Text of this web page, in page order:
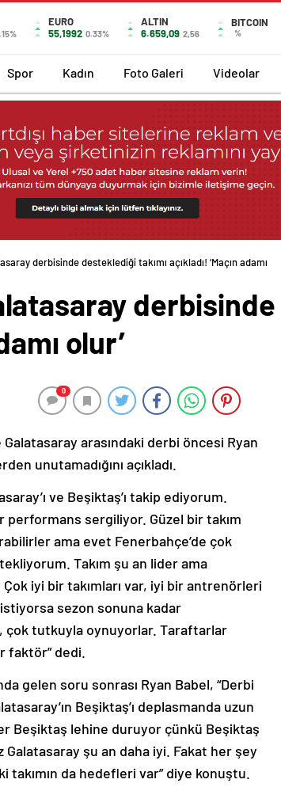
EURO
55,1992 0.33%
ALTIN
6.659,09 2,56
BITCOIN
%
Spor Kadın Foto Galeri Videolar
derbisinde desteklediği takımı açıkladı! ‘Maçın adamı
olur’
0
arasındaki derbi öncesi Ryan
unutamadığını açıkladı.
ve Beşiktaş’ı takip ediyorum.
performans sergiliyor. Güzel bir takım
ama evet Fenerbahçe’de çok
Takım şu an lider ama
Çok iyi bir takımları var, iyi bir antrenörleri
sezon sonuna kadar
çok tutkuyla oynuyorlar. Taraftarlar
faktör” dedi.
gelen soru sonrası Ryan Babel, “Derbi
Beşiktaş’ı deplasmanda uzun
Beşiktaş lehine duruyor çünkü Beşiktaş
şu an daha iyi. Fakat her şey
takımın da hedefleri var” diye konuştu.